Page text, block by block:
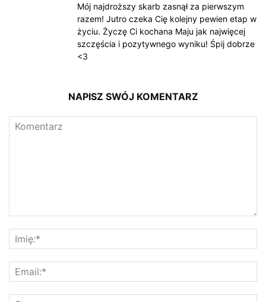
Mój najdroższy skarb zasnął za pierwszym
razem! Jutro czeka Cię kolejny pewien etap w
życiu. Życzę Ci kochana Maju jak najwięcej
szczęścia i pozytywnego wyniku! Śpij dobrze
<3
NAPISZ SWÓJ KOMENTARZ